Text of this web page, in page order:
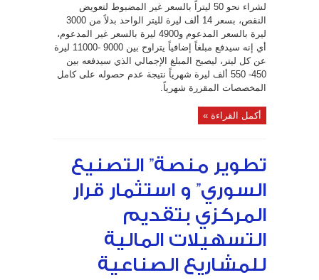
لشراء نحو 50 ليتراً بالسعر غير المضبوط لتعويض
النقص، بسعر 14 ألف ليرة لليتر الواحد بدلاً من 3000
ليرة بالسعر المدعوم و4900 ليرة بالسعر غير المدعوم،
أي إنه سيدفع مبلغاً إضافياً يتراوح بين 9000 -11000 ليرة
عن كل ليتر، ليصبح المبلغ الإجمالي الذي سيدفعه بين
450- 550 ألف ليرة شهرياً نتيجة عدم حصوله على كامل
المخصصات المقررة شهرياً.
أكمل القراءة »
تطوير منصة” التصنيع
السوري” و استثمار قرار
المركزي بتقديم
التسهيلات المالية
للمشاريع الصناعية